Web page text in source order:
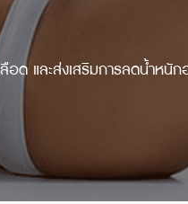
ด และส่งเสริมการลดน้ำหนัก